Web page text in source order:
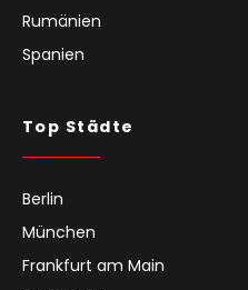
Rumänien
Spanien
Top Städte
Berlin
München
Frankfurt am Main